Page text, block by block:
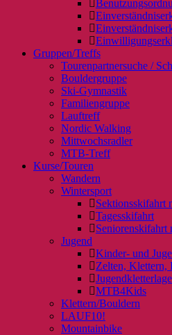
Gruppen/Treffs
Tourenpartnersuche /
Bouldergruppe
Ski-Gymnastik
Familiengruppe
Lauftreff
Nordic Walking
Mittwochsradler
MTB-Treff
Kurse/Touren
Wandern
Wintersport
Sektionsskifahrt
Tagesskifahrt
Seniorenskifahrt
Jugend
Kinder- und
Zelten, Klettern,
MTB4Kids
Klettern/Bouldern
LAUF10!
Mountainbike